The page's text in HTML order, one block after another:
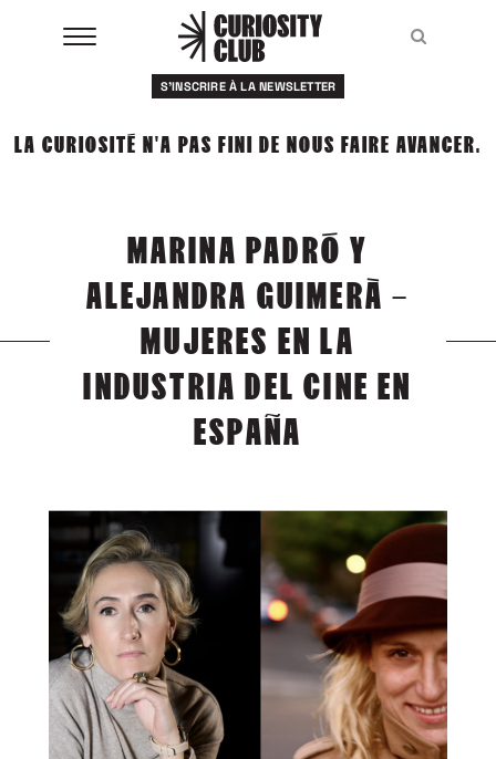
À PROPOS
S'INSCRIRE À LA NEWSLETTER
LA CURIOSITÉ N'A PAS FINI DE NOUS FAIRE AVANCER.
MARINA PADRÓ Y
ALEJANDRA GUIMERÀ –
MUJERES EN LA
INDUSTRIA DEL CINE EN
ESPAÑA